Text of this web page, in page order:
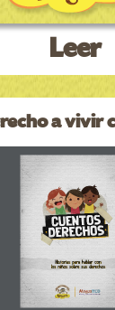
Leer
a vivir
Historiasparahablar con
los ninossobre susderechos